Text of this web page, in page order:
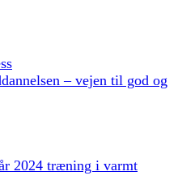
– vejen til god og
2024 træning i varmt